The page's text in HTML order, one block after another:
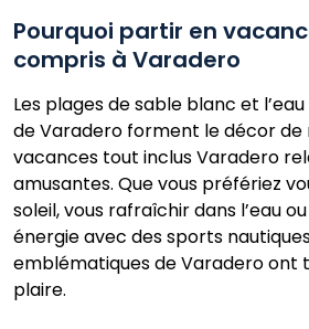
Pourquoi partir en
compris à Varadero
Les plages de sable blanc et
de Varadero forment le décor de
vacances tout inclus Varadero
amusantes. Que vous préfériez
soleil, vous rafraîchir dans l’eau
énergie avec des sports
emblématiques de Varadero ont
plaire.